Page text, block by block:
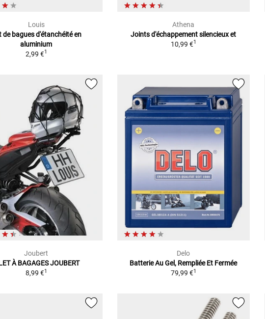
Louis
de bagues d'étanchéité en
aluminium
2,99 €1
Athena
Joints d'échappement silencieux et
10,99 €1
Joubert
À BAGAGES JOUBERT
8,99 €1
Delo
Batterie Au Gel, Rempliée Et Fermée
79,99 €1